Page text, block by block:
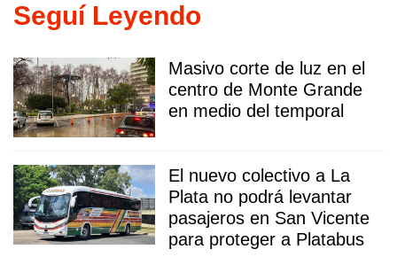
Seguí Leyendo
Masivo corte de luz en el
centro de Monte Grande
en medio del temporal
El nuevo colectivo a La
Plata no podrá levantar
pasajeros en San Vicente
para proteger a Platabus